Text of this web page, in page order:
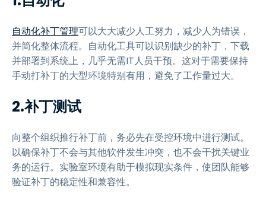
自动化补丁管理可以大大减少人工努力，减少人为错误，
并简化整体流程。自动化工具可以识别缺少的补丁，下载
并部署到系统上，几乎无需IT人员干预。这对于需要保持
手动打补丁的大型环境特别有用，避免了工作量过大。
2.补丁测试
向整个组织推行补丁前，务必先在受控环境中进行测试。
以确保补丁不会与其他软件发生冲突，也不会干扰关键业
务的运行。实验室环境有助于模拟现实条件，使团队能够
验证补丁的稳定性和兼容性。